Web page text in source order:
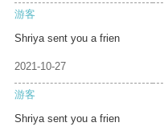
游客
Shriya sent you a frien
2021-10-27
游客
Shriya sent you a frien